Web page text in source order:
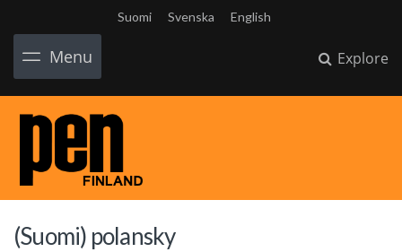
Suomi Svenska English
Menu Explore
(Suomi) polansky